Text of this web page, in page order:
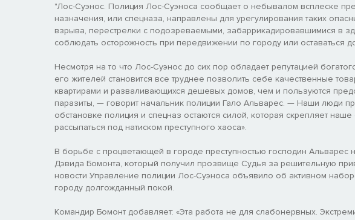
"Лос-Суэнос. Полиция Лос-Суэноса сообщает о небывалом всплеске
назначения, или спецназа, направлены для урегулирования таких
взрыва, перестрелки с подозреваемыми, забаррикадировавшимися в
соблюдать осторожность при передвижении по городу или оставаться
Несмотря на то что Лос-Суэнос до сих пор обладает репутацией
его жителей становится все труднее позволить себе качественные
квартирами и разваливающихся дешевых домов, чем и пользуются
паразиты, — говорит начальник полиции Гало Альварес. — Наши люди
обстановке полиция и спецназ остаются силой, которая скрепляет
рассыпаться под натиском преступного хаоса».
В борьбе с процветающей в городе преступностью господин Альварес
Дэвида Бомонта, который получил прозвище Судья за решительную
новости Управление полиции Лос-Суэноса объявило об активном
городу долгожданный покой.
Командир Бомонт добавляет: «Эта работа не для слабонервных.